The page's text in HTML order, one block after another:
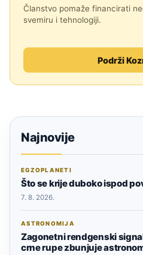
Članstvo pomaže financirati
svemiru i tehnologiji.
Podrži
Najnovije
EGZOPLANETI
Što se krije duboko ispod
7. 8. 2026.
ASTRONOMIJA
Zagonetni rendgenski
crne rupe zbunjuje